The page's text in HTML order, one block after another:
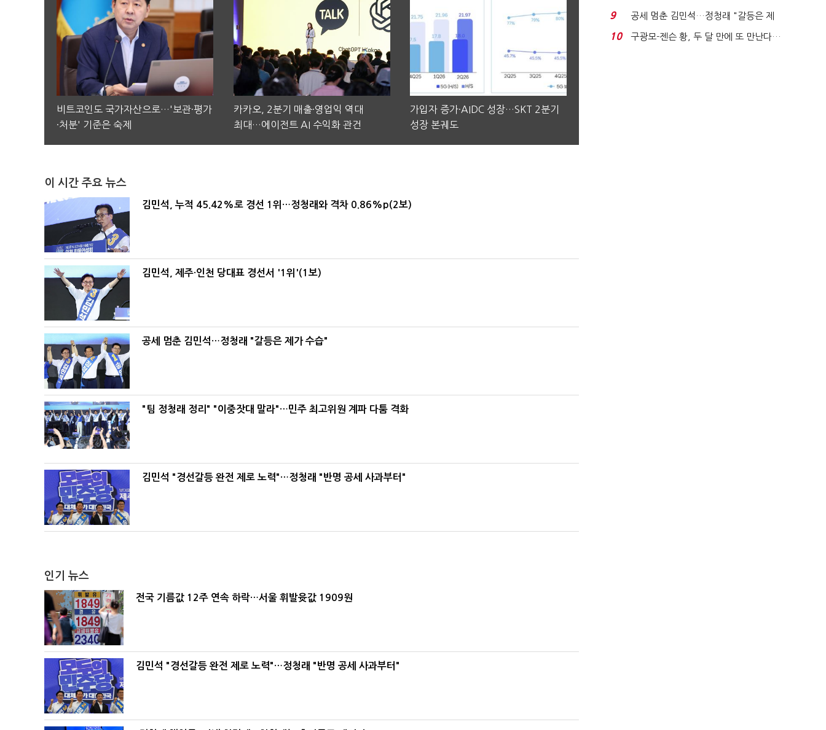
비트코인도 국가자산으로…'보관·평가
·처분' 기준은 숙제
카카오, 2분기 매출·영업익 역대
최대…에이전트 AI 수익화 관건
가입자 증가·AIDC 성장…SKT 2분기
성장 본궤도
이 시간 주요 뉴스
김민석, 누적 45.42%로 경선 1위…정청래와 격차 0.86%p(2보)
김민석, 제주·인천 당대표 경선서 '1위'(1보)
공세 멈춘 김민석…정청래 "갈등은 제가 수습"
"팀 정청래 정리" "이중잣대 말라"…민주 최고위원 계파 다툼 격화
김민석 "경선갈등 완전 제로 노력"…정청래 "반명 공세 사과부터"
인기 뉴스
전국 기름값 12주 연속 하락…서울 휘발윳값 1909원
김민석 "경선갈등 완전 제로 노력"…정청래 "반명 공세 사과부터"
위'(1보)...
9
공세 멈춘 김민석…정청래 "갈등은 제
가 수습"
10
구광모-젠슨 황, 두 달 만에 또 만난다…